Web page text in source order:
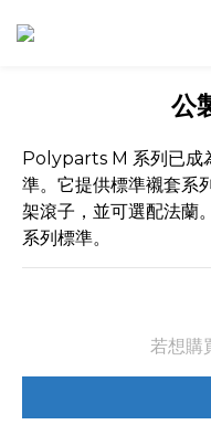
公
Polyparts M 系列已成
準。它提供標準襯套系
架滾子，並可選配法蘭
系列標準。
若想購